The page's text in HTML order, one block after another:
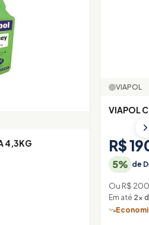
4,3KG
VIAPOL
VIAPOL
R$
5% de
Ou R$
Em até 2×